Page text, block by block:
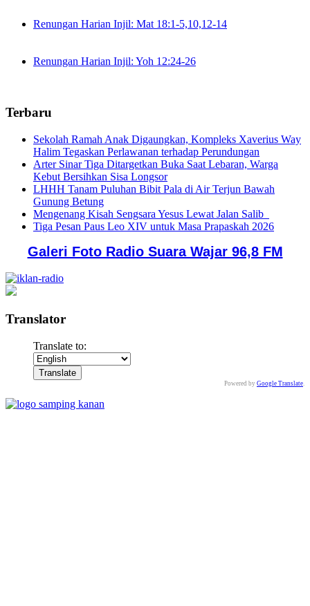
Renungan Harian Injil: Mat 18:1-5,10,12-14
Renungan Harian Injil: Yoh 12:24-26
Terbaru
Sekolah Ramah Anak Digaungkan, Kompleks Xaverius Way
Halim Tegaskan Perlawanan terhadap Perundungan
Arter Sinar Tiga Ditargetkan Buka Saat Lebaran, Warga
Kebut Bersihkan Sisa Longsor
LHHH Tanam Puluhan Bibit Pala di Air Terjun Bawah
Gunung Betung
Mengenang Kisah Sengsara Yesus Lewat Jalan Salib
Tiga Pesan Paus Leo XIV untuk Masa Prapaskah 2026
Galeri Foto Radio Suara Wajar 96,8 FM
Translator
Translate to:
Powered by Google Translate